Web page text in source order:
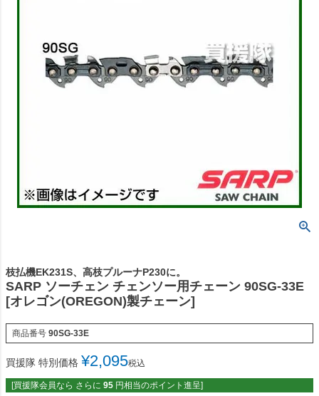
枝払機EK231S、高枝プルーナP230に。
SARP ソーチェン チェンソー用チェーン 90SG-33E
[オレゴン(OREGON)製チェーン]
商品番号 90SG-33E
買援隊 特別価格 ¥2,095税込
[買援隊会員なら さらに 95 円相当のポイント進呈]